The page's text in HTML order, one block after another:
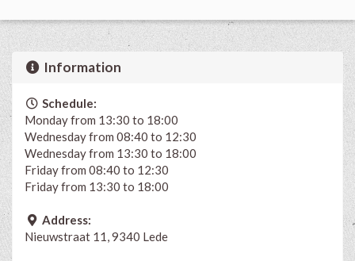
Information
Schedule:
Monday from 13:30 to 18:00
Wednesday from 08:40 to 12:30
Wednesday from 13:30 to 18:00
Friday from 08:40 to 12:30
Friday from 13:30 to 18:00
Address:
Nieuwstraat 11, 9340 Lede